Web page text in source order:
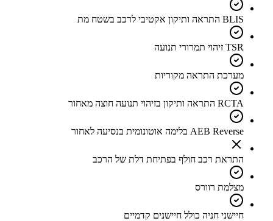
BLIS התראה ותיקון אקטיבי לרכב בשטח מת
TSR זיהוי תמרורי תנועה
מערכת התראה מקוריות
RCTA התראה ותיקון בזיהוי תנועה חוצה מאחור
AEB Reverse בלימה אוטונומית בנסיעה לאחור
התראת רכב חולף בפתיחת דלת של הרכב
מצלמת רוורס
חיישני חניה כולל חיישנים קדמיים